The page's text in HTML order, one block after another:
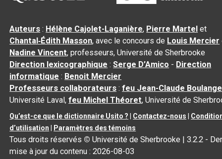
Auteurs : Hélène Cajolet-Laganière, Pierre Martel et
Chantal‑Édith Masson, avec le concours de Louis Mercier
Nadine Vincent, professeurs, Université de Sherbrooke
Direction lexicographique :Serge D’Amico - Direction
informatique : Benoit Mercier
Professeurs collaborateurs :feu Jean-Claude
Université Laval,feu Michel Théoret, Université de
Qu’est-ce que le dictionnaire Usito ? Contactez-nous
d’utilisation
Paramètres des témoins
Tous droits réservés © Université de Sherbrooke |3.2.2 -
mise à jour du contenu :2026-08-03